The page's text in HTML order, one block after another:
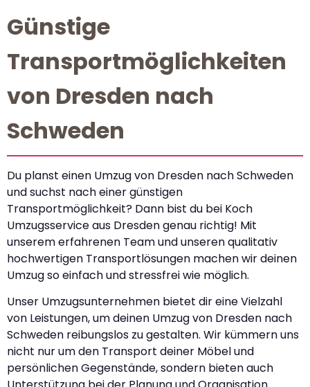
Günstige
Transportmöglichkeiten
von Dresden nach
Schweden
Du planst einen Umzug von Dresden nach Schweden
und suchst nach einer günstigen
Transportmöglichkeit? Dann bist du bei Koch
Umzugsservice aus Dresden genau richtig! Mit
unserem erfahrenen Team und unseren qualitativ
hochwertigen Transportlösungen machen wir deinen
Umzug so einfach und stressfrei wie möglich.
Unser Umzugsunternehmen bietet dir eine Vielzahl
von Leistungen, um deinen Umzug von Dresden nach
Schweden reibungslos zu gestalten. Wir kümmern uns
nicht nur um den Transport deiner Möbel und
persönlichen Gegenstände, sondern bieten auch